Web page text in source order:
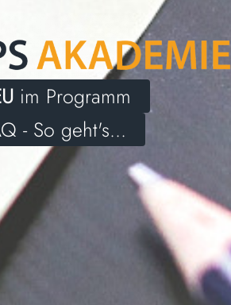
im Programm
- So geht's...